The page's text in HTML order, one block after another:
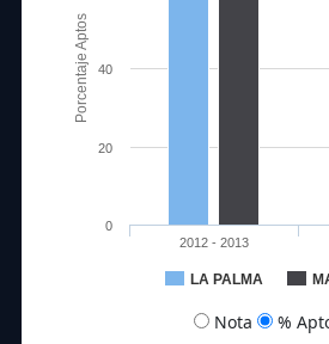
Porcentaje Aptos
LA PALMA
2012 - 2013
0
20
40
Nota %